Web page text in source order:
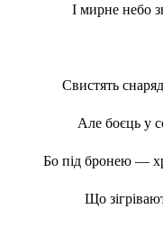
І мирне небо
Свистять
Але боєць у
Бо під бронею —
Що